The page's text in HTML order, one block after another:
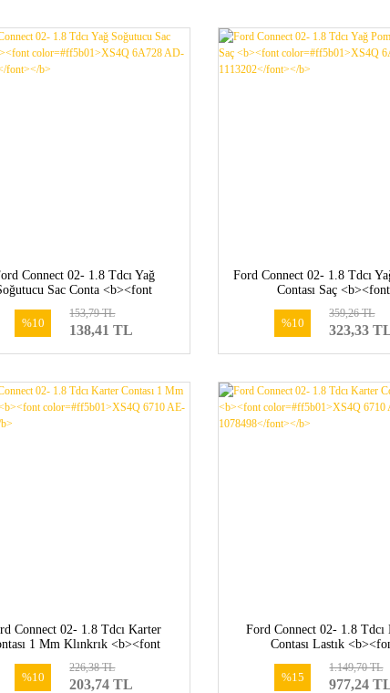
Connect 02- 1.8 Tdcı Yağ
Sac Conta <b><font
1212742</font></b>
%10 138,41 TL
153,79 TL
Ford Connect 02- 1.8 Tdcı
Contası Saç <b><font
1113202</font></b>
%10 323,33
359,26 TL
Connect 02- 1.8 Tdcı Karter
1 Mm Klınkrık <b><font
</b>
%10 203,74 TL
226,38 TL
Ford Connect 02- 1.8 Tdcı
Contası Lastık
1078498</font></b>
%15 977,24
1.149,70 TL